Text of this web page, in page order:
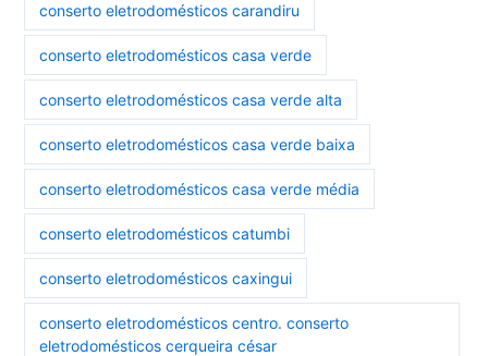
conserto eletrodomésticos carandiru
conserto eletrodomésticos casa verde
conserto eletrodomésticos casa verde alta
conserto eletrodomésticos casa verde baixa
conserto eletrodomésticos casa verde média
conserto eletrodomésticos catumbi
conserto eletrodomésticos caxingui
conserto eletrodomésticos centro. conserto
eletrodomésticos cerqueira césar